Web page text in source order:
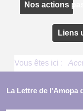
Nos actions
Liens
Vous êtes ici :
La Lettre de l'Amopa